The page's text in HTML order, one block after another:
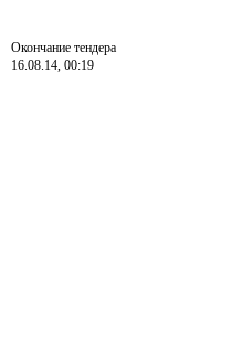
Окончание тендера
16.08.14, 00:19